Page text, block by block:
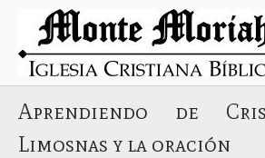
contenido
Inicio
Aprendiendo de
Limosnas y la oración